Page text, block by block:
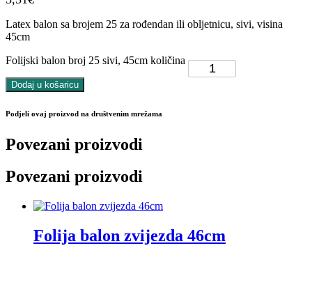
Latex balon sa brojem 25 za rođendan ili obljetnicu, sivi, visina
45cm
Folijski balon broj 25 sivi, 45cm količina
Dodaj u košaricu
Podjeli ovaj proizvod na društvenim mrežama
Povezani proizvodi
Povezani proizvodi
Folija balon zvijezda 46cm